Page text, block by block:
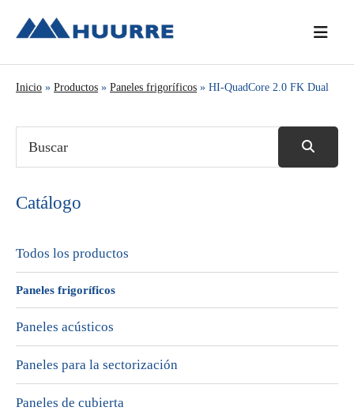
navegación
principal
barra
principal
Inicio » Productos » Paneles frigoríficos » HI-QuadCore 2.0 FK Dual
Catálogo
Todos los productos
Paneles frigoríficos
Paneles acústicos
Paneles para la sectorización
Paneles de cubierta